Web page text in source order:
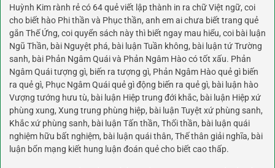
Huỳnh Kim rành rẻ có 64 quẻ viết lập thành in ra chữ Việt ngữ, coi
cho biết hào Phi thần và Phục thần, anh em ai chưa biết trang quẻ
gắn Thế Ứng, coi quyển sách này thì biết ngay mau hiểu, coi bài luận
Ngũ Thần, bài Nguyệt phá, bài luận Tuần không, bài luận tứ Trường
sanh, bài Phản Ngâm Quái và Phản Ngâm Hào có tốt xấu. Phản
Ngâm Quái tượng gì, biến ra tượng gì, Phản Ngâm Hào quẻ gì biến
ra quẻ gì, Phục Ngâm Quái quẻ gì động biến ra quẻ gì, bài luận hào
Vượng tướng hưu tù, bài luận Hiệp trung đới khắc, bài luận Hiệp xứ
phùng xung, Xung trung phùng hiệp, bài luận Tuyệt xứ phùng sanh,
Khắc xứ phùng sanh, bài luận Tấn thần, Thối thần, bài luận quái
nghiệm hữu bất nghiệm, bài luận quái thân, Thế thân giải nghĩa, bài
luận bổn mạng kiết hung luận đoán quẻ cho biết cao thấp.